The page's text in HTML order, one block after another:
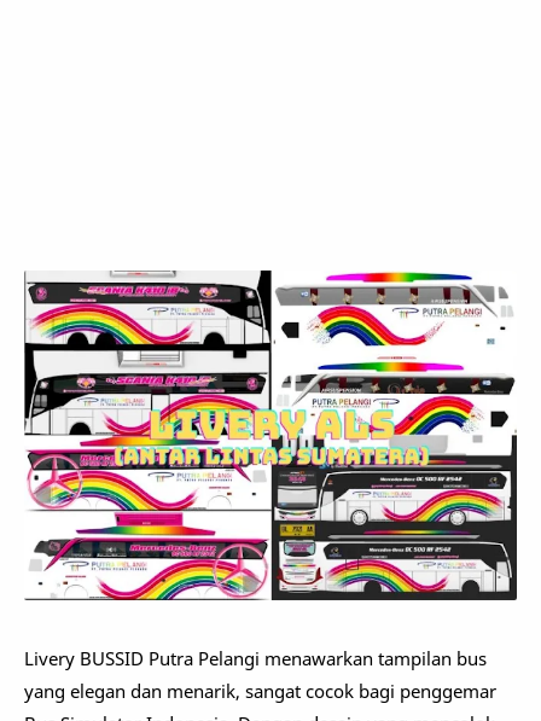
Livery BUSSID Putra Pelangi menawarkan tampilan bus
yang elegan dan menarik, sangat cocok bagi penggemar